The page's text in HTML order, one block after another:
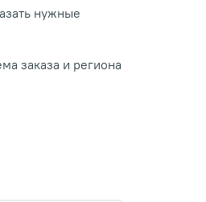
нужные
заказа и региона